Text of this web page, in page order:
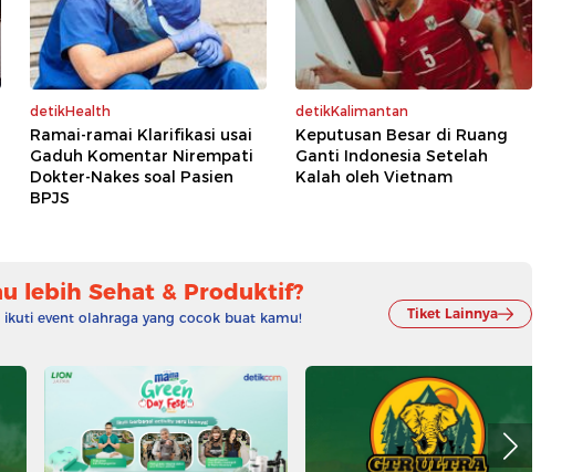
detikHealth
Ramai-ramai Klarifikasi usai
Gaduh Komentar Nirempati
Dokter-Nakes soal Pasien
BPJS
detikKalimantan
Keputusan Besar di Ruang
Ganti Indonesia Setelah
Kalah oleh Vietnam
lebih Sehat & Produktif?
ikuti event olahraga yang cocok buat kamu! Tiket Lainnya